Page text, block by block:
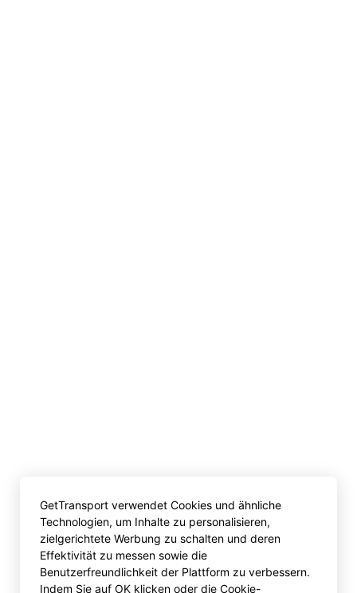
GetTransport verwendet Cookies und ähnliche
Technologien, um Inhalte zu personalisieren,
zielgerichtete Werbung zu schalten und deren
Effektivität zu messen sowie die
Benutzerfreundlichkeit der Plattform zu verbessern.
Indem Sie auf OK klicken oder die Cookie-